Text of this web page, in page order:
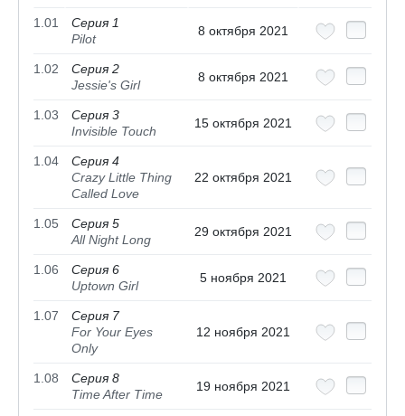
1.01
Серия 1
Pilot
8 октября 2021
1.02
Серия 2
Jessie's Girl
8 октября 2021
1.03
Серия 3
Invisible Touch
15 октября 2021
1.04
Серия 4
Crazy Little Thing
Called Love
22 октября 2021
1.05
Серия 5
All Night Long
29 октября 2021
1.06
Серия 6
Uptown Girl
5 ноября 2021
1.07
Серия 7
For Your Eyes
Only
12 ноября 2021
1.08
Серия 8
Time After Time
19 ноября 2021